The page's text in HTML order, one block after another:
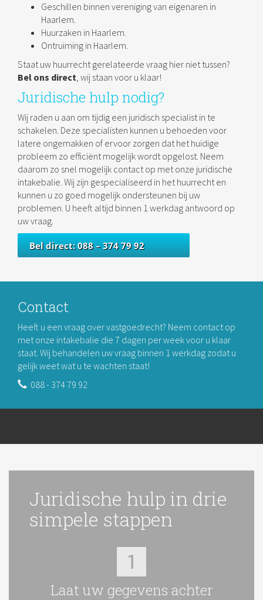
Geschillen binnen vereniging van eigenaren in
Haarlem.
Huurzaken in Haarlem.
Ontruiming in Haarlem.
Staat uw huurrecht gerelateerde vraag hier niet tussen?
Bel ons direct, wij staan voor u klaar!
Juridische hulp nodig?
Wij raden u aan om tijdig een juridisch specialist in te
schakelen. Deze specialisten kunnen u behoeden voor
latere ongemakken of ervoor zorgen dat het huidige
probleem zo efficiënt mogelijk wordt opgelost. Neem
daarom zo snel mogelijk contact op met onze juridische
intakebalie. Wij zijn gespecialiseerd in het huurrecht en
kunnen u zo goed mogelijk ondersteunen bij uw
problemen. U heeft altijd binnen 1 werkdag antwoord op
uw vraag.
Bel direct: 088 – 374 79 92
Contact
Heeft u een vraag over vastgoedrecht? Neem contact op
met onze intakebalie die 7 dagen per week voor u klaar
staat. Wij behandelen uw vraag binnen 1 werkdag zodat u
gelijk weet wat u te wachten staat!
088 - 374 79 92
Juridische hulp in drie
simpele stappen
Laat uw gegevens achter